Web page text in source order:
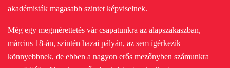
akadémisták magasabb szintet képviselnek.
Még egy megmérettetés vár csapatunkra az alapszakaszban,
március 18-án, szintén hazai pályán, az sem ígérkezik
könnyebbnek, de ebben a nagyon erős mezőnyben számunkra